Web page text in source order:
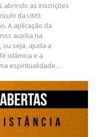
abrindo as inscrições
da UM3:
A aplicação da
auxilia na
ou seja, ajuda a
islâmica e a
espiritualidade…